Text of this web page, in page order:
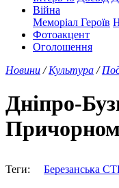
Війна
Меморіал Героїв
Фотоакцент
Оголошення
Новини /Культура /
Дніпро-
Теги: Березанська